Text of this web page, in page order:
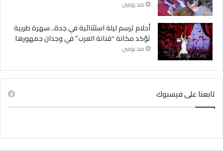
منذ يومين
أحلام ترسم ليلة استثنائية في جدة.. سهرة طربية
تؤكد مكانة “فنانة العرب” في وجدان جمهورها
منذ يومين
تابعنا على فيسبوك